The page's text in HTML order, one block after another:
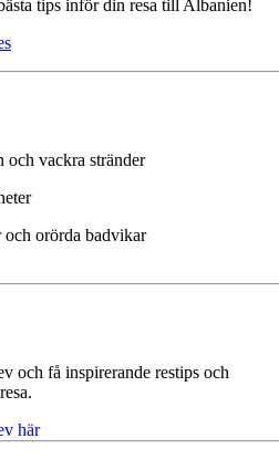
tips inför din resa till Albanien!
vackra stränder
orörda badvikar
och få inspirerande restips och
här